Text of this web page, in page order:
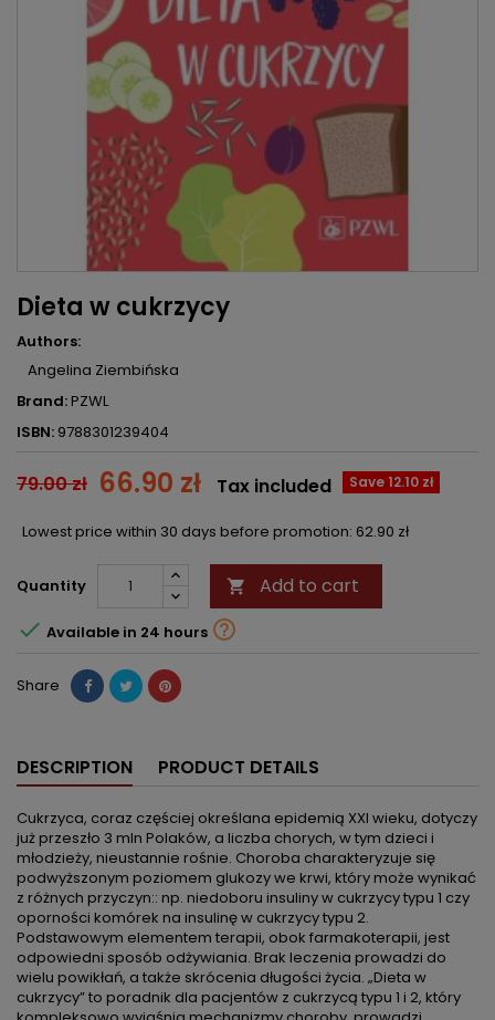
Dieta w cukrzycy
Authors:
Angelina Ziembińska
Brand:PZWL
ISBN: 9788301239404
79.00 zł 66.90 zł Save 12.10 zł
Tax included
Lowest price within 30 days before promotion: 62.90 zł
Quantity  Add to cart
 Available in 24 hours 
Share
DESCRIPTION PRODUCT DETAILS
Cukrzyca, coraz częściej określana epidemią XXI wieku, dotyczy
już przeszło 3 mln Polaków, a liczba chorych, w tym dzieci i
młodzieży, nieustannie rośnie. Choroba charakteryzuje się
podwyższonym poziomem glukozy we krwi, który może wynikać
z różnych przyczyn:: np. niedoboru insuliny w cukrzycy typu 1 czy
oporności komórek na insulinę w cukrzycy typu 2.
Podstawowym elementem terapii, obok farmakoterapii, jest
odpowiedni sposób odżywiania. Brak leczenia prowadzi do
wielu powikłań, a także skrócenia długości życia. „Dieta w
cukrzycy” to poradnik dla pacjentów z cukrzycą typu 1 i 2, który